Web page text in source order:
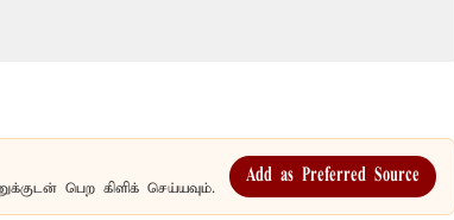
பெற கிளிக் செய்யவும்.
Add as Preferred Source